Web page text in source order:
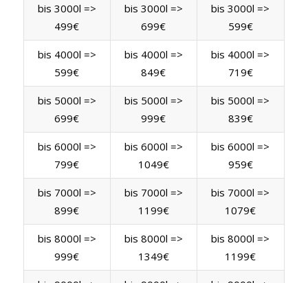
bis 3000l =>
499€
bis 3000l =>
699€
bis 3000l =>
599€
bis 4000l =>
599€
bis 4000l =>
849€
bis 4000l =>
719€
bis 5000l =>
699€
bis 5000l =>
999€
bis 5000l =>
839€
bis 6000l =>
799€
bis 6000l =>
1049€
bis 6000l =>
959€
bis 7000l =>
899€
bis 7000l =>
1199€
bis 7000l =>
1079€
bis 8000l =>
999€
bis 8000l =>
1349€
bis 8000l =>
1199€